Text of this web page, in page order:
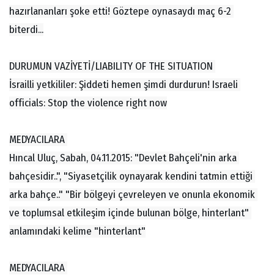
hazırlananları şoke etti! Göztepe oynasaydı maç 6-2
biterdi...
DURUMUN VAZİYETİ/LIABILITY OF THE SITUATION
İsrailli yetkililer: Şiddeti hemen şimdi durdurun! Israeli
officials: Stop the violence right now
MEDYACILARA
Hıncal Uluç, Sabah, 04.11.2015: "Devlet Bahçeli'nin arka
bahçesidir..", "Siyasetçilik oynayarak kendini tatmin ettiği
arka bahçe.." "Bir bölgeyi çevreleyen ve onunla ekonomik
ve toplumsal etkileşim içinde bulunan bölge, hinterlant"
anlamındaki kelime "hinterlant"
MEDYACILARA